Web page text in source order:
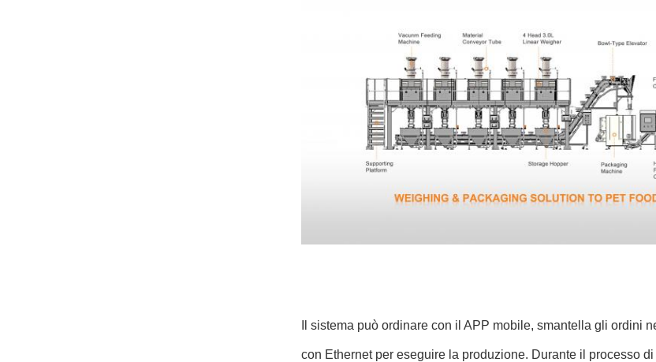
Il sistema può ordinare con il APP mobile, smantella gli ordini
con Ethernet per eseguire la produzione. Durante il processo